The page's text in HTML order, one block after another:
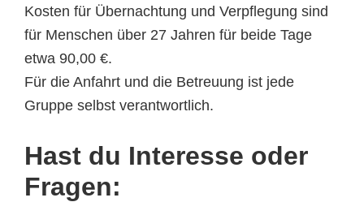
Kosten für Übernachtung und Verpflegung sind
für Menschen über 27 Jahren für beide Tage
etwa 90,00 €.
Für die Anfahrt und die Betreuung ist jede
Gruppe selbst verantwortlich.
Hast du Interesse oder
Fragen: